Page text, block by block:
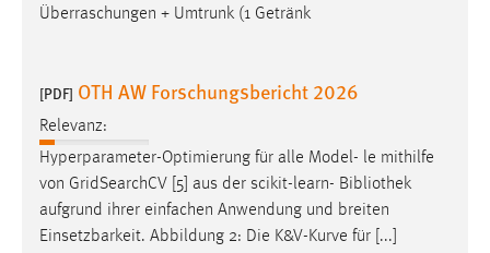
Überraschungen + Umtrunk (1 Getränk
[PDF] OTH AW Forschungsbericht 2026
Relevanz:
Hyperparameter-Optimierung für alle Model- le mithilfe
von GridSearchCV [5] aus der scikit-learn- Bibliothek
aufgrund ihrer einfachen Anwendung und breiten
Einsetzbarkeit. Abbildung 2: Die K&V-Kurve für [...]
Name:
Das Cookie speichert die gewählte Sprache der Website.
Cookie Laufzeit:
30 Tage
Chat